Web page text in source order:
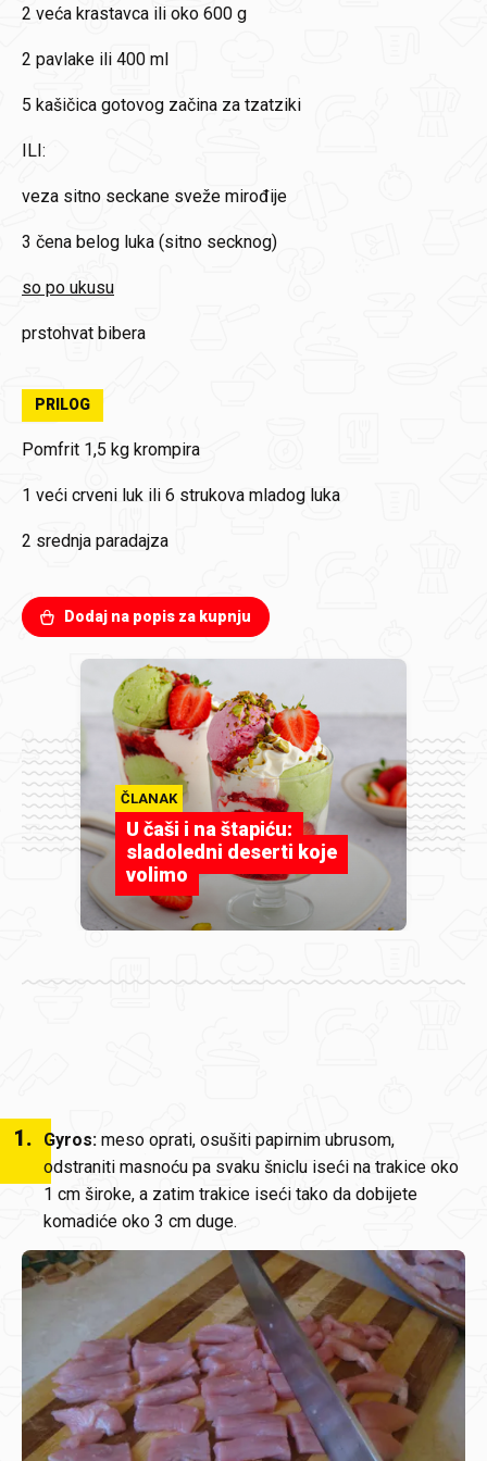
2 veća krastavca ili oko 600 g
2 pavlake ili 400 ml
5 kašičica gotovog začina za tzatziki
ILI:
veza sitno seckane sveže mirođije
3 čena belog luka (sitno secknog)
so po ukusu
prstohvat bibera
PRILOG
Pomfrit 1,5 kg krompira
1 veći crveni luk ili 6 strukova mladog luka
2 srednja paradajza
Dodaj na popis za kupnju
ČLANAK
U čaši i na štapiću:
sladoledni deserti koje
volimo
1. Gyros: meso oprati, osušiti papirnim ubrusom,
odstraniti masnoću pa svaku šniclu iseći na trakice oko
1 cm široke, a zatim trakice iseći tako da dobijete
komadiće oko 3 cm duge.